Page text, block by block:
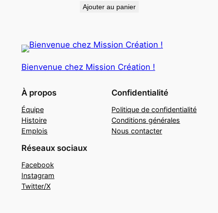
Ajouter au panier
Bienvenue chez Mission Création !
À propos
Équipe
Histoire
Emplois
Confidentialité
Politique de confidentialité
Conditions générales
Nous contacter
Réseaux sociaux
Facebook
Instagram
Twitter/X